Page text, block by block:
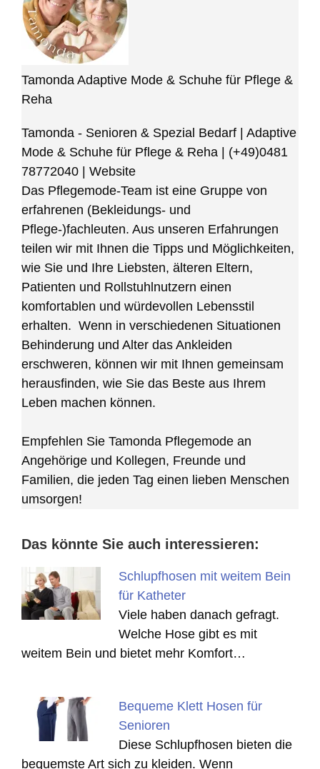
Tamonda Adaptive Mode & Schuhe für Pflege &
Reha
Tamonda - Senioren & Spezial Bedarf | Adaptive
Mode & Schuhe für Pflege & Reha
(+49)0481
78772040
Website
Das Pflegemode-Team ist eine Gruppe von
erfahrenen (Bekleidungs- und
Pflege-)fachleuten. Aus unseren Erfahrungen
teilen wir mit Ihnen die Tipps und Möglichkeiten,
wie Sie und Ihre Liebsten, älteren Eltern,
Patienten und Rollstuhlnutzern einen
komfortablen und würdevollen Lebensstil
erhalten. Wenn in verschiedenen Situationen
Behinderung und Alter das Ankleiden
erschweren, können wir mit Ihnen gemeinsam
herausfinden, wie Sie das Beste aus Ihrem
Leben machen können.
Empfehlen Sie Tamonda Pflegemode an
Angehörige und Kollegen, Freunde und
Familien, die jeden Tag einen lieben Menschen
umsorgen!
Das könnte Sie auch interessieren:
Schlupfhosen mit weitem Bein
für Katheter
Viele haben danach gefragt.
Welche Hose gibt es mit
weitem Bein und bietet mehr Komfort…
Bequeme Klett Hosen für
Senioren
Diese Schlupfhosen bieten die
bequemste Art sich zu kleiden. Wenn